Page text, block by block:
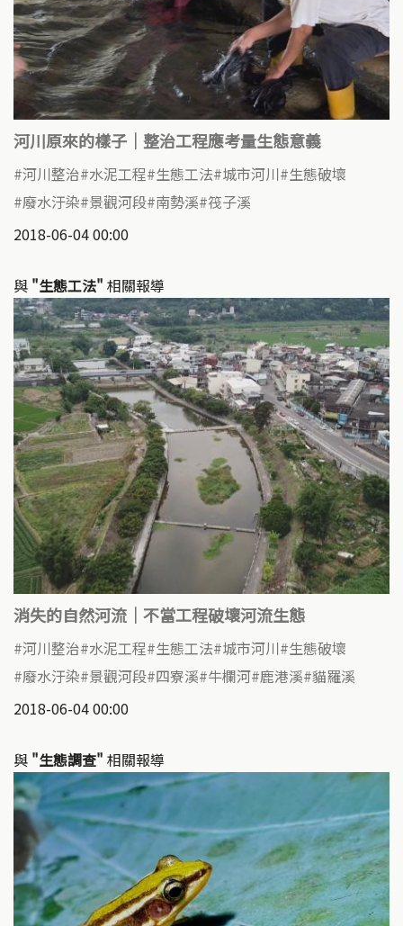
河川原來的樣子｜整治工程應考量生態意義
河川整治 水泥工程 生態工法 城市河川 生態破壞
廢水汙染 景觀河段 南勢溪 筏子溪
2018-06-04 00:00
與 "生態工法" 相關報導
消失的自然河流｜不當工程破壞河流生態
河川整治 水泥工程 生態工法 城市河川 生態破壞
廢水汙染 景觀河段 四寮溪 牛欄河 鹿港溪 貓羅溪
2018-06-04 00:00
與 "生態調查" 相關報導